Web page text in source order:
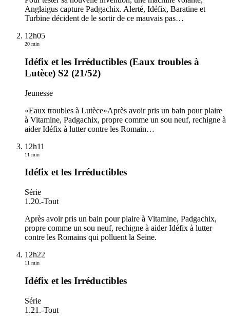
Anglaigus capture Padgachix. Alerté, Idéfix, Baratine et
Turbine décident de le sortir de ce mauvais pas…
12h05
20 min
Idéfix et les Irréductibles (Eaux troubles à
Lutèce) S2 (21/52)
Jeunesse
«Eaux troubles à Lutèce»Après avoir pris un bain pour plaire
à Vitamine, Padgachix, propre comme un sou neuf, rechigne à
aider Idéfix à lutter contre les Romain…
12h11
11 min
Idéfix et les Irréductibles
Série
1.20.-Tout
Après avoir pris un bain pour plaire à Vitamine, Padgachix,
propre comme un sou neuf, rechigne à aider Idéfix à lutter
contre les Romains qui polluent la Seine.
12h22
11 min
Idéfix et les Irréductibles
Série
1.21.-Tout